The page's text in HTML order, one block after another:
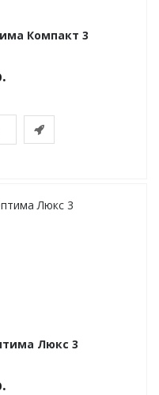
Компакт 3
Люкс 3